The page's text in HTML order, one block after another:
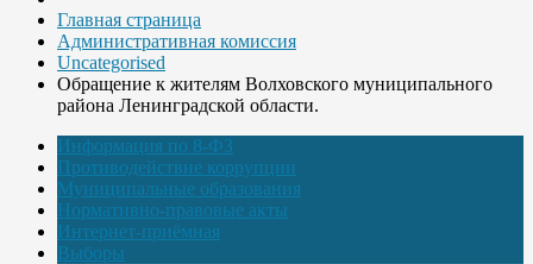
Главная страница
Административная комиссия
Uncategorised
Обращение к жителям Волховского муниципального
района Ленинградской области.
Информация по 8-ФЗ
Противодействие коррупции
Муниципальные образования
Нормативно-правовые акты
Интернет-приёмная
Выборы